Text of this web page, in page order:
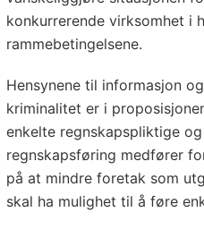
konkurrerende virksomhet i
rammebetingelsene.
Hensynene til informasjon
kriminalitet er i
enkelte regnskapspliktige
regnskapsføring medfører
på at mindre foretak som
skal ha mulighet til å føre